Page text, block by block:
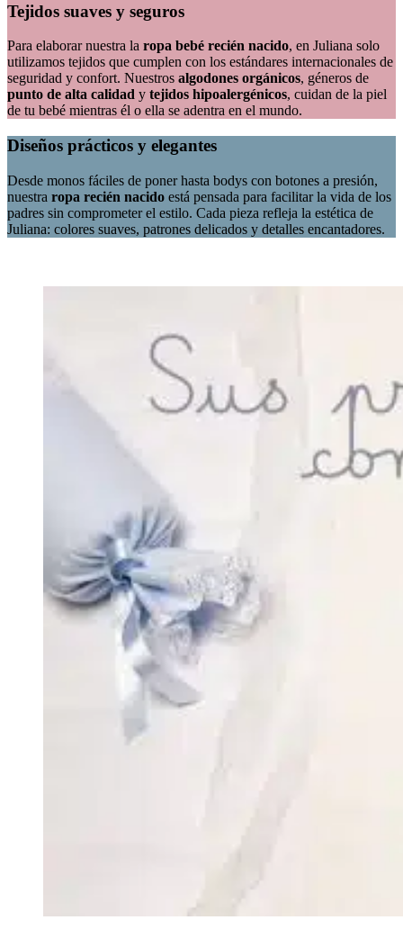
Tejidos suaves y seguros
Para elaborar nuestra la ropa bebé recién nacido, en Juliana solo
utilizamos tejidos que cumplen con los estándares internacionales de
seguridad y confort. Nuestros algodones orgánicos, géneros de
punto de alta calidad y tejidos hipoalergénicos, cuidan de la piel
de tu bebé mientras él o ella se adentra en el mundo.
Diseños prácticos y elegantes
Desde monos fáciles de poner hasta bodys con botones a presión,
nuestra ropa recién nacido está pensada para facilitar la vida de los
padres sin comprometer el estilo. Cada pieza refleja la estética de
Juliana: colores suaves, patrones delicados y detalles encantadores.